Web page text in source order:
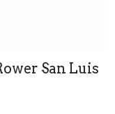
San Luis